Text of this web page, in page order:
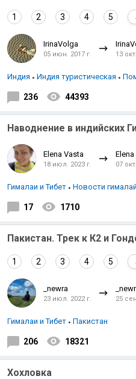
1 2 3 4 5
IrinaVolga
05 июн. 2017 г. 13
Индия Индия туристическая
236 44393
Наводнение в индийских
Elena Vasta
18 июл. 2023 г. 07
Гималаи и Тибет Новости
17 1710
Пакистан. Трек к К2 и
1 2 3 4 5
_newra
23 июл. 2022 г. 25
Гималаи и Тибет Пакистан
206 18321
Хохловка